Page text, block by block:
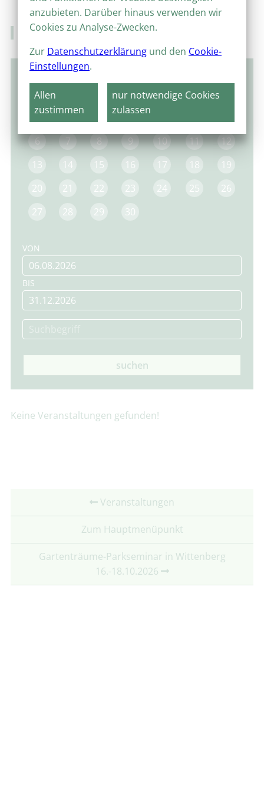
Veranstaltungskalender
MO DO FR SA
2
6
7 8 9 10 11
12
13
14 15 16 17 18
19
20
21 22 23 24 25
26
27
28 29 30
VON
BIS
suchen
Keine Veranstaltungen gefunden!
Veranstaltungen
Zum Hauptmenüpunkt
Gartenträume-Parkseminar in Wittenberg
16.-18.10.2026
anzubieten. Darüber hinaus verwenden wir
Cookies zu Analyse-Zwecken.
Zur Datenschutzerklärung und den Cookie-
Einstellungen.
Allen
zustimmen
nur notwendige Cookies
zulassen